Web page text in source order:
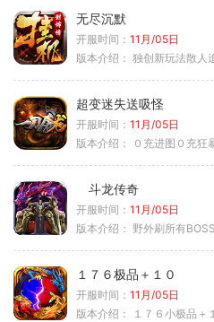
无尽沉默
开服时间： 11月/05日
版本介绍： 独创新玩法散人
超变迷失送吸怪
开服时间： 11月/05日
版本介绍：
０充进图０充狂
斗龙传奇
开服时间： 11月/05日
版本介绍： 野外刷所有
１７６极品＋１０
开服时间： 11月/05日
版本介绍：
１７６小极品＋